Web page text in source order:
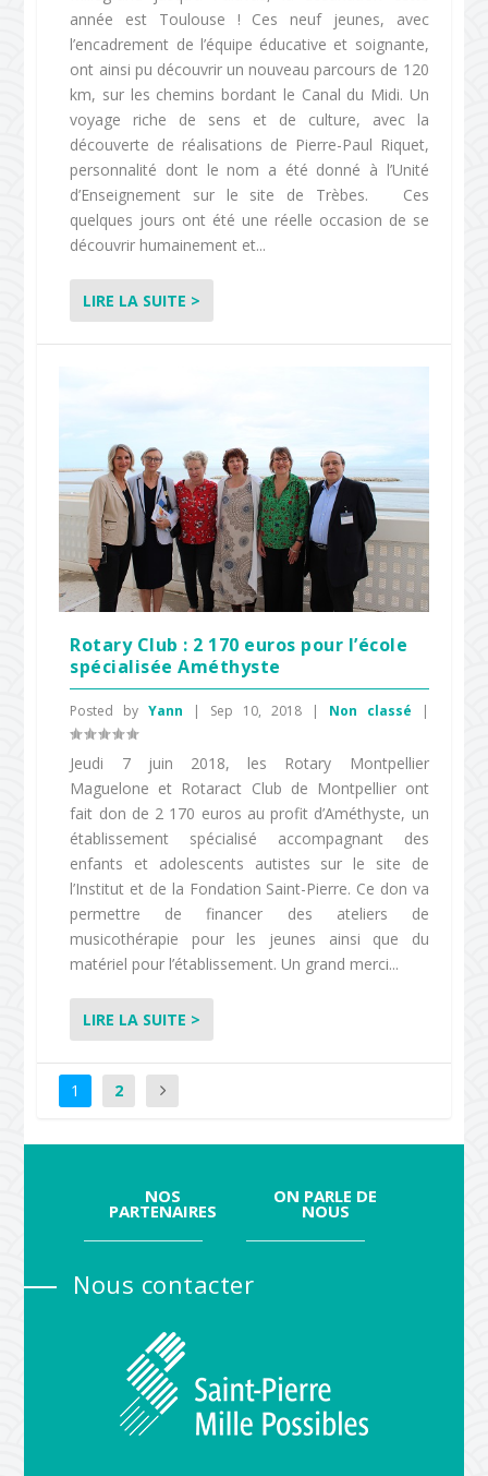
année est Toulouse ! Ces neuf jeunes, avec
l’encadrement de l’équipe éducative et soignante,
ont ainsi pu découvrir un nouveau parcours de 120
km, sur les chemins bordant le Canal du Midi. Un
voyage riche de sens et de culture, avec la
découverte de réalisations de Pierre-Paul Riquet,
personnalité dont le nom a été donné à l’Unité
d’Enseignement sur le site de Trèbes. Ces
quelques jours ont été une réelle occasion de se
découvrir humainement et...
LIRE LA SUITE >
Rotary Club : 2 170 euros pour l’école
spécialisée Améthyste
Posted byYann | Sep 10, 2018| Non classé |
Jeudi 7 juin 2018, les Rotary Montpellier
Maguelone et Rotaract Club de Montpellier ont
fait don de 2 170 euros au profit d’Améthyste, un
établissement spécialisé accompagnant des
enfants et adolescents autistes sur le site de
l’Institut et de la Fondation Saint-Pierre. Ce don va
permettre de financer des ateliers de
musicothérapie pour les jeunes ainsi que du
matériel pour l’établissement. Un grand merci...
LIRE LA SUITE >
1 2
NOS
PARTENAIRES
ON PARLE DE
NOUS
Nous contacter